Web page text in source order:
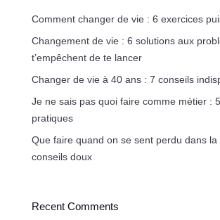
Comment changer de vie : 6 exercices
Changement de vie : 6 solutions aux
t’empêchent de te lancer
Changer de vie à 40 ans : 7 conseils
Je ne sais pas quoi faire comme métier :
pratiques
Que faire quand on se sent perdu dans la
conseils doux
Recent Comments